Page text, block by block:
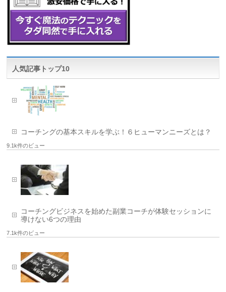
人気記事トップ10
コーチングの基本スキルを学ぶ！６ヒューマンニーズとは？
9.1k件のビュー
コーチングビジネスを始めた副業コーチが体験セッションに
導けない6つの理由
7.1k件のビュー